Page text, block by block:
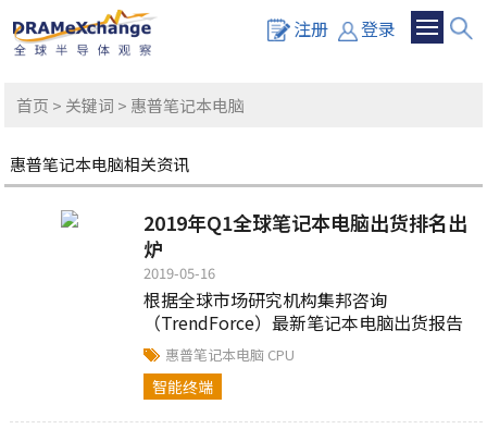
注册 登录
首页 > 关键词 > 惠普笔记本电脑
惠普笔记本电脑相关资讯
2019年Q1全球笔记本电脑出货排名出
炉
2019-05-16
根据全球市场研究机构集邦咨询
（TrendForce）最新笔记本电脑出货报告
显示，尽管2019年第一季CPU仍处于供货
不足状态，但笔记本电脑市场整体并未...
惠普笔记本电脑 CPU
智能终端